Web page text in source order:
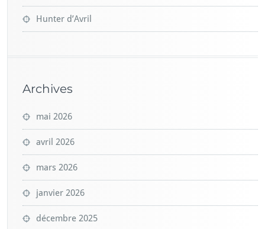
Hunter d’Avril
Archives
mai 2026
avril 2026
mars 2026
janvier 2026
décembre 2025